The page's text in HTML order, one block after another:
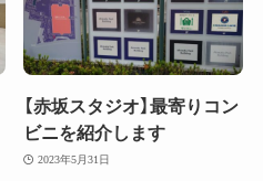
【赤坂スタジオ】最寄りコン
ビニを紹介します
2023年5月31日